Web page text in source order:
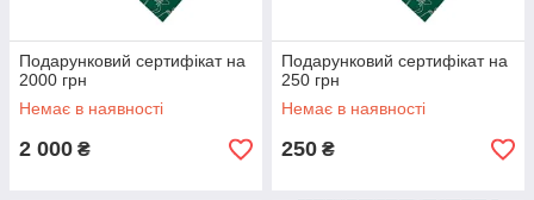
Подарунковий сертифікат на
2000 грн
Немає в наявності
2 000 ₴
Подарунковий сертифікат на
250 грн
Немає в наявності
250 ₴